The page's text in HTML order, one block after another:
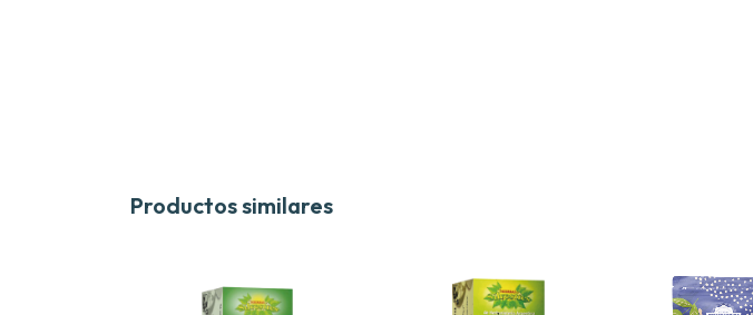
Productos similares